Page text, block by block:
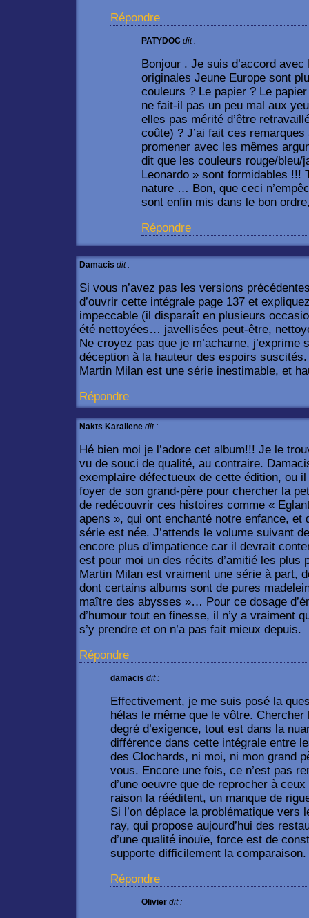
Répondre
PATYDOC dit :
Bonjour . Je suis d’accord
originales Jeune Europe sont
couleurs ? Le papier ? Le
ne fait-il pas un peu mal aux
elles pas mérité d’être
coûte) ? J’ai fait ces
promener avec les mêmes
dit que les couleurs rouge/bleu/
Leonardo » sont formidables !!!
nature … Bon, que ceci
sont enfin mis dans le bon
Répondre
Damacis dit :
Si vous n’avez pas les versions
d’ouvrir cette intégrale page 137 et
impeccable (il disparaît en plusieurs
été nettoyées… javellisées peut-être,
Ne croyez pas que je m’acharne, j’exprime
déception à la hauteur des espoirs
Martin Milan est une série inestimable, et
Répondre
Nakts Karaliene dit :
Hé bien moi je l’adore cet album!!! Je le
vu de souci de qualité, au contraire.
exemplaire défectueux de cette édition, ou
foyer de son grand-père pour chercher la
de redécouvrir ces histoires comme «
apens », qui ont enchanté notre enfance, et
série est née. J’attends le volume suivant
encore plus d’impatience car il devrait
est pour moi un des récits d’amitié les plus
Martin Milan est vraiment une série à part,
dont certains albums sont de pures
maître des abysses »… Pour ce dosage
d’humour tout en finesse, il n’y a vraiment
s’y prendre et on n’a pas fait mieux depuis.
Répondre
damacis dit :
Effectivement, je me suis posé la
hélas le même que le vôtre.
degré d’exigence, tout est dans la
différence dans cette intégrale entre
des Clochards, ni moi, ni mon grand
vous. Encore une fois, ce n’est pas
d’une oeuvre que de reprocher à
raison la rééditent, un manque de
Si l’on déplace la problématique vers
ray, qui propose aujourd’hui des
d’une qualité inouïe, force est de
supporte difficilement la comparaison.
Répondre
Olivier dit :